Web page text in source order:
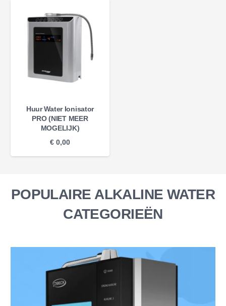
Huur Water Ionisator
PRO (NIET MEER
MOGELIJK)
€ 0,00
POPULAIRE ALKALINE WATER
CATEGORIEËN